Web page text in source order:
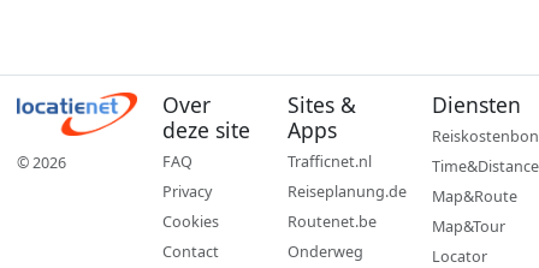
© 2026
Over
deze site
FAQ
Privacy
Cookies
Contact
Sites &
Apps
Trafficnet.nl
Reiseplanung.de
Routenet.be
Onderweg
Diensten
Reiskostenbon
Time&Distance
Map&Route
Map&Tour
Locator